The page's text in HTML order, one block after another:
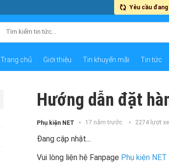
Trang chủ Giới thiệu Tin khuyến mãi Tin tức
Hướng dẫn đặt
Phụ kiện NET 17 năm trước 2274 lượt
Đang cập nhật...
Vui lòng liện hệ Fanpage Phụ kiện NET
Yêu cầu